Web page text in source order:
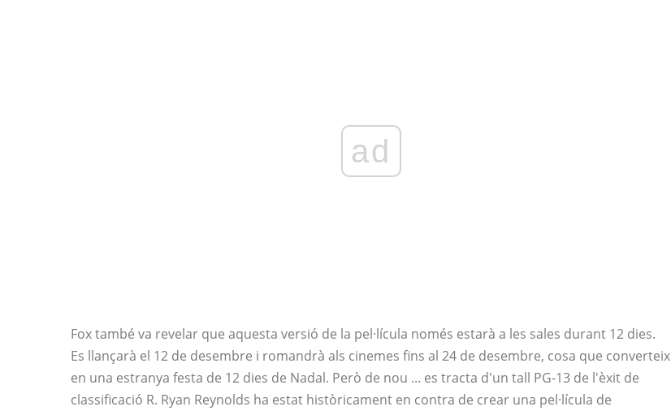
ad
Fox també va revelar que aquesta versió de la pel·lícula només estarà a les sales durant 12 dies.
Es llançarà el 12 de desembre i romandrà als cinemes fins al 24 de desembre, cosa que converteix
en una estranya festa de 12 dies de Nadal. Però de nou ... es tracta d'un tall PG-13 de l'èxit de
classificació R. Ryan Reynolds ha estat històricament en contra de crear una pel·lícula de